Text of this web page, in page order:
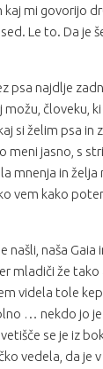
mi govorijo
Le to. Da je
psa najdlje
človeku,
si želim psa in
meni jasno, s
mnenja in
vem kako
našli, naša Gaia
mladiči že
videla tole
… nekdo jo
se je iz
vedela, da je